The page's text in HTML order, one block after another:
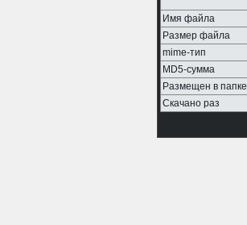
Имя файла
Размер файла
mime-тип
MD5-сумма
Размещен в папке
Скачано раз